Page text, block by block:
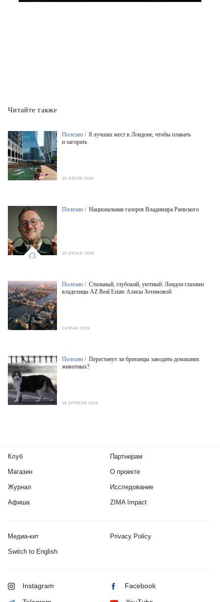
Читайте также
Полезно / 8 лучших мест в Лондоне, чтобы плавать
и загорать
30 ИЮЛЯ 2026
Полезно / Национальная галерея Владимира Раевского
10 ИЮНЯ 2026
Полезно / Стильный, глубокий, уютный: Лондон глазами
владелицы AZ Real Estate Алисы Зотимовой
14 МАЯ 2026
Полезно / Перестанут ли британцы заводить домашних
животных?
28 АПРЕЛЯ 2026
Клуб
Магазин
Журнал
Афиша
Партнерам
О проекте
Исследование
ZIMA Impact
Медиа-кит Privacy Policy
Switch to English
Instagram Facebook